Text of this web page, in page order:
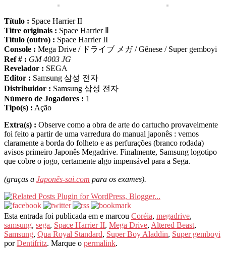
Título : Space Harrier II
Titre originais : Space Harrier Ⅱ
Título (outro) : Space Harrier II
Console : Mega Drive / ドライブ メガ / Gênese / Super gemboyi
Ref # : GM 4003 JG
Revelador : SEGA
Editor : Samsung 삼성 전자
Distribuidor : Samsung 삼성 전자
Número de Jogadores : 1
Tipo(s) : Ação
Extra(s) : Observe como a obra de arte do cartucho provavelmente
foi feito a partir de uma varredura do manual japonês : vemos
claramente a borda do folheto e as perfurações (branco rodada)
avisos primeiro Japonês Megadrive. Finalmente, Samsung logotipo
que cobre o jogo, certamente algo impensável para a Sega.
(graças a Japonês-sai.com para os exames).
Esta entrada foi publicada em e marcou Coréia, megadrive,
samsung, sega, Space Harrier II, Mega Drive, Altered Beast,
Samsung, Qua Royal Standard, Super Boy Aladdin, Super gemboyi
porDentifritz. Marque o permalink.